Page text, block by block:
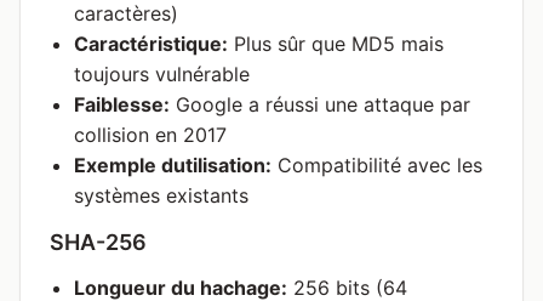
caractères)
Caractéristique: Plus sûr que MD5 mais
toujours vulnérable
Faiblesse: Google a réussi une attaque par
collision en 2017
Exemple dutilisation: Compatibilité avec les
systèmes existants
SHA-256
Longueur du hachage: 256 bits (64